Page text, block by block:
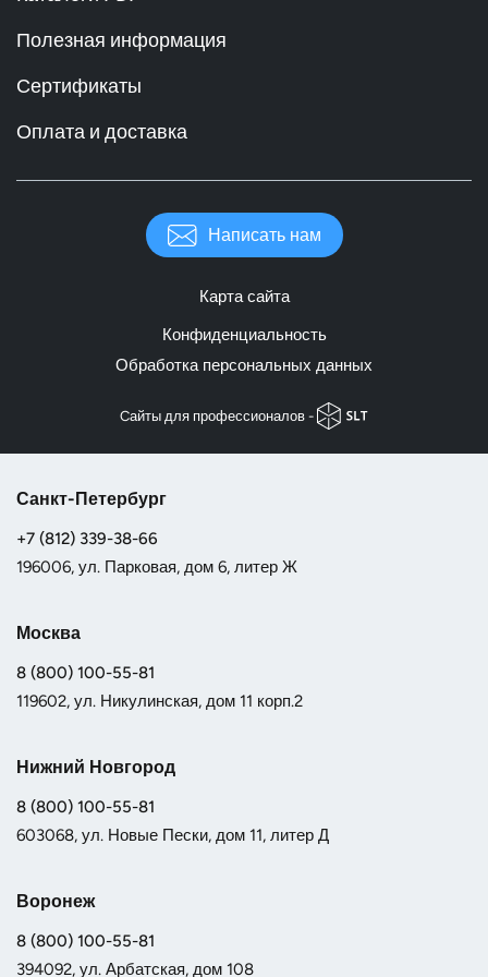
Полезная информация
Сертификаты
Оплата и доставка
Написать нам
Карта сайта
Конфиденциальность
Обработка персональных данных
Cайты для профессионалов -
Санкт-Петербург
+7 (812) 339-38-66
196006, ул. Парковая, дом 6, литер Ж
Москва
8 (800) 100-55-81
119602, ул. Никулинская, дом 11 корп.2
Нижний Новгород
8 (800) 100-55-81
603068, ул. Новые Пески, дом 11, литер Д
Воронеж
8 (800) 100-55-81
394092, ул. Арбатская, дом 108